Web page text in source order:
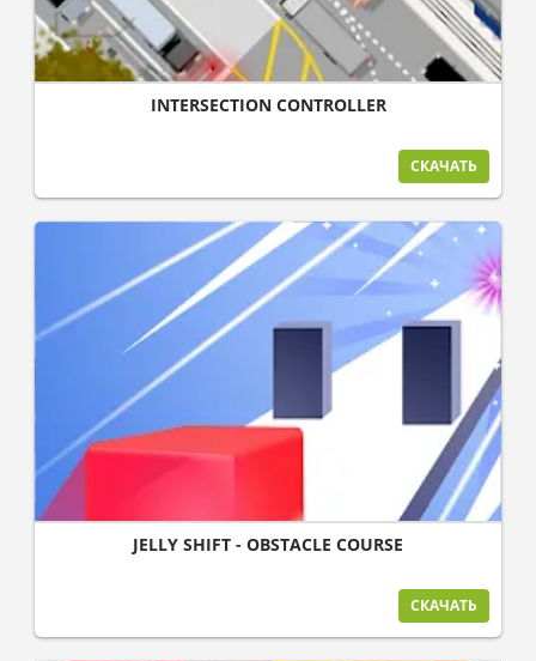
INTERSECTION CONTROLLER
СКАЧАТЬ
JELLY SHIFT - OBSTACLE COURSE
СКАЧАТЬ